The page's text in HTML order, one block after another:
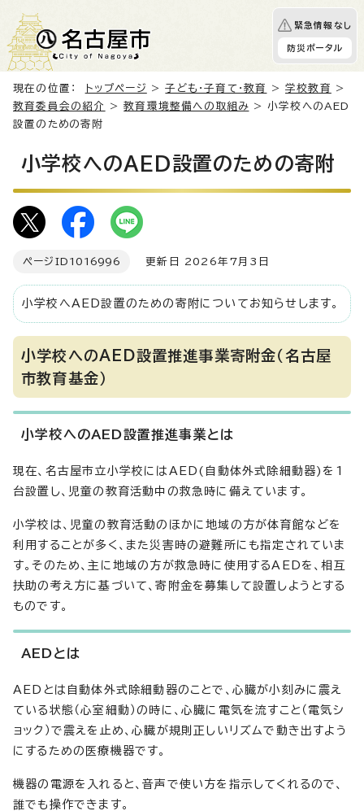
緊急情報なし
防災ポータル
現在の位置： トップページ >子ども・子育て・教育 >学校教育
>
教育委員会の紹介
>教育環境整備への取組み > 小学校へのAED
設置のための寄附
小学校へのAED設置のための寄附
ページID 1016996 更新日 2026年7月3日
小学校へAED設置のための寄附についてお知らせします。
小学校へのAED設置推進事業寄附金（名古屋
市教育基金）
小学校へのAED設置推進事業とは
現在、名古屋市立小学校にはAED(自動体外式除細動器)を1
台設置し、児童の教育活動中の救急時に備えています。
小学校は、児童の教育活動のほかに地域の方が体育館などを
利用することが多く、また災害時の避難所にも指定されていま
す。そのため、主に地域の方が救急時に使用するAEDを、相互
扶助の考え方に基づいて、寄附金を募集して設置しようとする
ものです。
AEDとは
AEDとは自動体外式除細動器のことで、心臓が小刻みに震え
ている状態（心室細動）の時に、心臓に電気を流すこと（電気シ
ョック）で震えを止め、心臓が規則正しいリズムで動き出すよう
にするための医療機器です。
機器の電源を入れると、音声で使い方を指示してくれるので、
誰でも操作できます。